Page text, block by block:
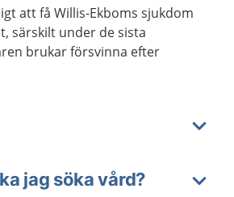
att få Willis-Ekboms sjukdom
särskilt under de sista
brukar försvinna efter
jag söka vård?